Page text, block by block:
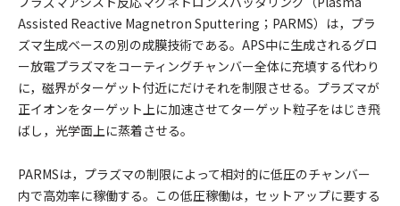
Assisted Reactive Magnetron Sputtering；PARMS）は，プラ
ズマ生成ベースの別の成膜技術である。APS中に生成されるグロ
ー放電プラズマをコーティングチャンバー全体に充填する代わり
に，磁界がターゲット付近にだけそれを制限させる。プラズマが
正イオンをターゲット上に加速させてターゲット粒子をはじき飛
ばし，光学面上に蒸着させる。
PARMSは，プラズマの制限によって相対的に低圧のチャンバー
内で高効率に稼働する。この低圧稼働は，セットアップに要する